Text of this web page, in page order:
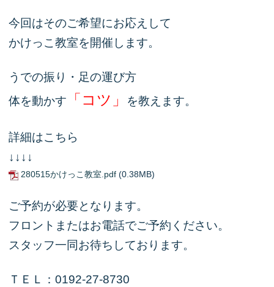
今回はそのご希望にお応えして
かけっこ教室を開催します。
うでの振り・足の運び方
体を動かす
「コツ」 を教えます。
詳細はこちら
↓↓↓↓
280515かけっこ教室.pdf (0.38MB)
ご予約が必要となります。
フロントまたはお電話でご予約ください。
スタッフ一同お待ちしております。
ＴＥＬ：0192-27-8730